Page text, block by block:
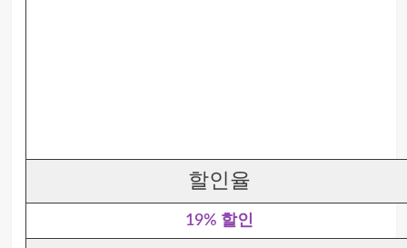
할인율
19% 할인